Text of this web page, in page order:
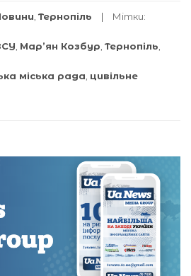
Тернопіль Мітки:
Мар’ян Козбур Тернопіль
міська рада цивільне